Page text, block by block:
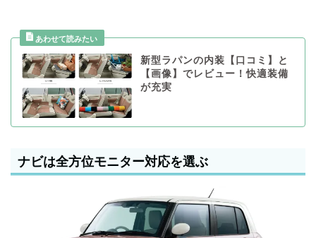
新型ラパンの内装【口コミ】と
【画像】でレビュー！快適装備
が充実
ナビは全方位モニター対応を選ぶ